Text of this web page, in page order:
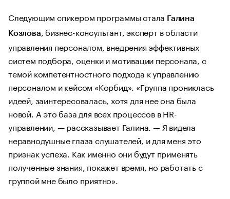
Следующим спикером программы стала Галина
Козлова, бизнес-консультант, эксперт в области
управления персоналом, внедрения эффективных
систем подбора, оценки и мотивации персонала, с
темой компетентностного подхода к управлению
персоналом и кейсом «Корбид». «Группа прониклась
идеей, заинтересовалась, хотя для нее она была
новой. А это база для всех процессов в HR-
управлении, — рассказывает Галина. — Я видела
неравнодушные глаза слушателей, и для меня это
признак успеха. Как именно они будут применять
полученные знания, покажет время, но работать с
группой мне было приятно».